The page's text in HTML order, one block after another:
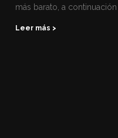
más barato, a
Leer más >